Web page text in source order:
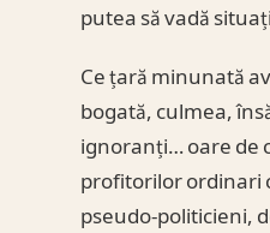
putea să vadă
Ce țară minunată
bogată, culmea,
ignoranți… oare de
profitorilor ordinari
pseudo-politicieni,